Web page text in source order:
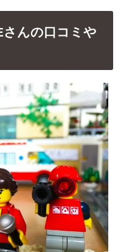
さんの口コミや